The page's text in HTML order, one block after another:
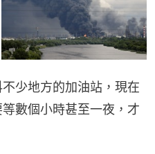
少地方的加油站，現在
數個小時甚至一夜，才